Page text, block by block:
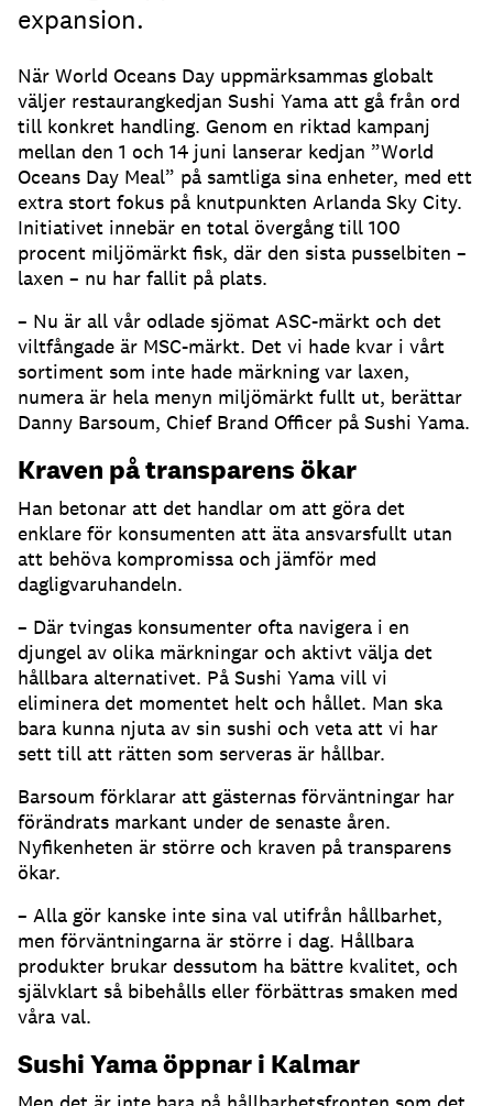
expansion.
När World Oceans Day uppmärksammas globalt
väljer restaurangkedjan Sushi Yama att gå från ord
till konkret handling. Genom en riktad kampanj
mellan den 1 och 14 juni lanserar kedjan ”World
Oceans Day Meal” på samtliga sina enheter, med ett
extra stort fokus på knutpunkten Arlanda Sky City.
Initiativet innebär en total övergång till 100
procent miljömärkt fisk, där den sista pusselbiten –
laxen – nu har fallit på plats.
– Nu är all vår odlade sjömat ASC-märkt och det
viltfångade är MSC-märkt. Det vi hade kvar i vårt
sortiment som inte hade märkning var laxen,
numera är hela menyn miljömärkt fullt ut, berättar
Danny Barsoum, Chief Brand Officer på Sushi Yama.
Kraven på transparens ökar
Han betonar att det handlar om att göra det
enklare för konsumenten att äta ansvarsfullt utan
att behöva kompromissa och jämför med
dagligvaruhandeln.
– Där tvingas konsumenter ofta navigera i en
djungel av olika märkningar och aktivt välja det
hållbara alternativet. På Sushi Yama vill vi
eliminera det momentet helt och hållet. Man ska
bara kunna njuta av sin sushi och veta att vi har
sett till att rätten som serveras är hållbar.
Barsoum förklarar att gästernas förväntningar har
förändrats markant under de senaste åren.
Nyfikenheten är större och kraven på transparens
ökar.
– Alla gör kanske inte sina val utifrån hållbarhet,
men förväntningarna är större i dag. Hållbara
produkter brukar dessutom ha bättre kvalitet, och
självklart så bibehålls eller förbättras smaken med
våra val.
Sushi Yama öppnar i Kalmar